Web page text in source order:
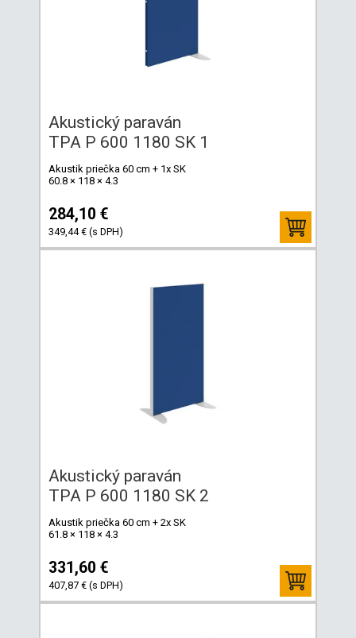
Akustický paraván
TPA P 600 1180 SK 1
Akustik priečka 60 cm + 1x SK
60.8 × 118 × 4.3
284,10 €
349,44 € (s DPH)
Akustický paraván
TPA P 600 1180 SK 2
Akustik priečka 60 cm + 2x SK
61.8 × 118 × 4.3
331,60 €
407,87 € (s DPH)